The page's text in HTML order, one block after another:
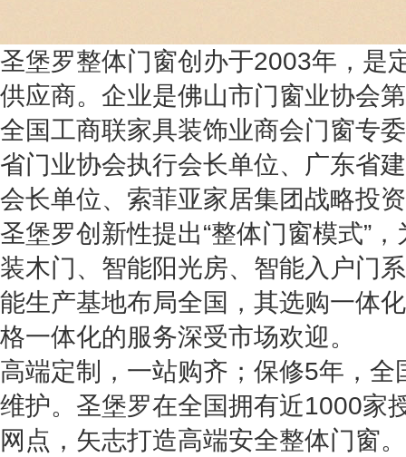
圣堡罗整体门窗创办于2003年，是
供应商。企业是佛山市门窗业协会
全国工商联家具装饰业商会门窗专
省门业协会执行会长单位、广东省
会长单位、索菲亚家居集团战略投
圣堡罗创新性提出“整体门窗模式”
装木门、智能阳光房、智能入户门
能生产基地布局全国，其选购一体
格一体化的服务深受市场欢迎。
高端定制，一站购齐；保修5年，
维护。圣堡罗在全国拥有近1000家
网点，矢志打造高端安全整体门窗。